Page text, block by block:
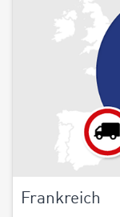
Frankreich